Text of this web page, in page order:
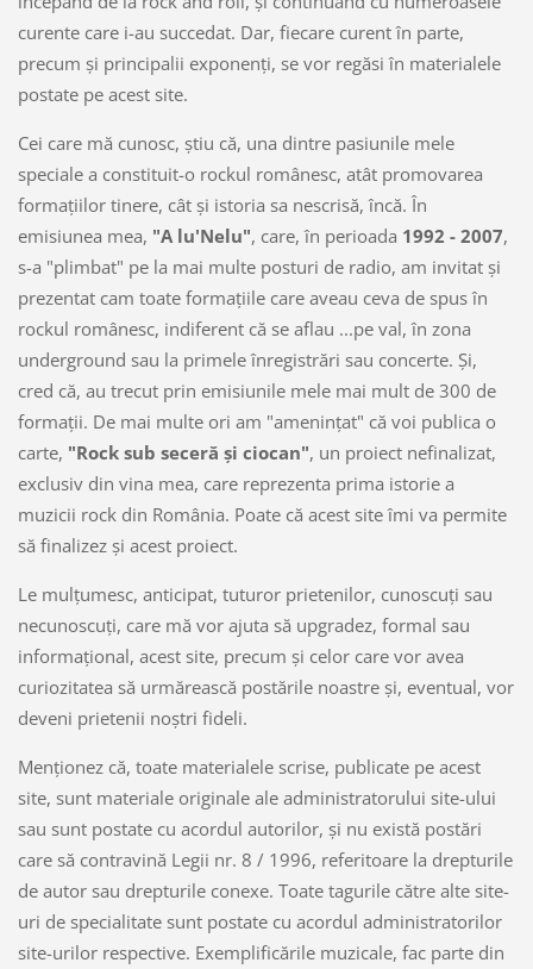
curente care i-au succedat. Dar, fiecare curent în parte,
precum şi principalii exponenţi, se vor regăsi în materialele
postate pe acest site.
Cei care mă cunosc, ştiu că, una dintre pasiunile mele
speciale a constituit-o rockul românesc, atât promovarea
formaţiilor tinere, cât şi istoria sa nescrisă, încă. În
emisiunea mea, "A lu'Nelu", care, în perioada 1992 - 2007,
s-a "plimbat" pe la mai multe posturi de radio, am invitat şi
prezentat cam toate formaţiile care aveau ceva de spus în
rockul românesc, indiferent că se aflau ...pe val, în zona
underground sau la primele înregistrări sau concerte. Şi,
cred că, au trecut prin emisiunile mele mai mult de 300 de
formaţii. De mai multe ori am "ameninţat" că voi publica o
carte, "Rock sub seceră şi ciocan", un proiect nefinalizat,
exclusiv din vina mea, care reprezenta prima istorie a
muzicii rock din România. Poate că acest site îmi va permite
să finalizez şi acest proiect.
Le mulţumesc, anticipat, tuturor prietenilor, cunoscuţi sau
necunoscuţi, care mă vor ajuta să upgradez, formal sau
informaţional, acest site, precum şi celor care vor avea
curiozitatea să urmărească postările noastre şi, eventual, vor
deveni prietenii noştri fideli.
Menţionez că, toate materialele scrise, publicate pe acest
site, sunt materiale originale ale administratorului site-ului
sau sunt postate cu acordul autorilor, şi nu există postări
care să contravină Legii nr. 8 / 1996, referitoare la drepturile
de autor sau drepturile conexe. Toate tagurile către alte site-
uri de specialitate sunt postate cu acordul administratorilor
site-urilor respective. Exemplificările muzicale, fac parte din